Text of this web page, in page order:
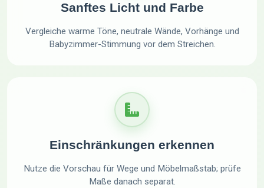
Sanftes Licht und Farbe
Vergleiche warme Töne, neutrale Wände, Vorhänge und
Babyzimmer-Stimmung vor dem Streichen.
Einschränkungen erkennen
Nutze die Vorschau für Wege und Möbelmaßstab; prüfe
Maße danach separat.